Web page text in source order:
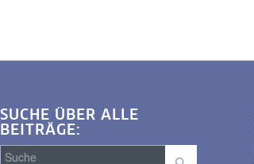
SUCHE ÜBER ALLE
BEITRÄGE: